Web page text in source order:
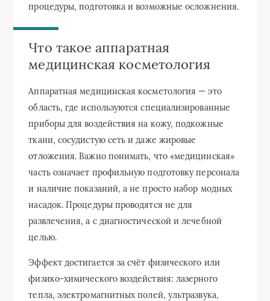
процедуры, подготовка и возможные осложнения.
Что такое аппаратная
медицинская косметология
Аппаратная медицинская косметология — это
область, где используются специализированные
приборы для воздействия на кожу, подкожные
ткани, сосудистую сеть и даже жировые
отложения. Важно понимать, что «медицинская»
часть означает профильную подготовку персонала
и наличие показаний, а не просто набор модных
насадок. Процедуры проводятся не для
развлечения, а с диагностической и лечебной
целью.
Эффект достигается за счёт физического или
физико-химического воздействия: лазерного
тепла, электромагнитных полей, ультразвука,